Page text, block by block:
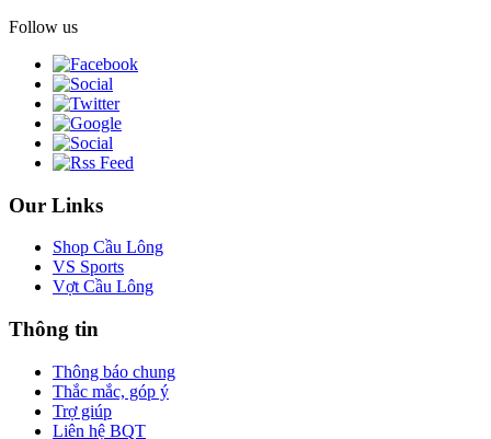
Follow us
Our Links
Shop Cầu Lông
VS Sports
Vợt Cầu Lông
Thông tin
Thông báo chung
Thắc mắc, góp ý
Trợ giúp
Liên hệ BQT